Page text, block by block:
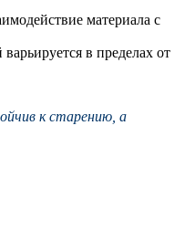
материала с
в пределах от
к старению, а